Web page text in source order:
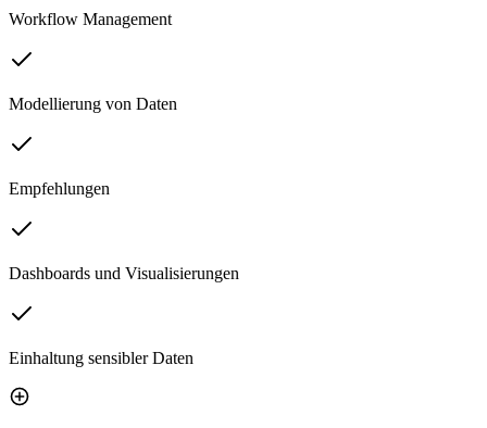
Workflow Management
Modellierung von Daten
Empfehlungen
Dashboards und Visualisierungen
Einhaltung sensibler Daten